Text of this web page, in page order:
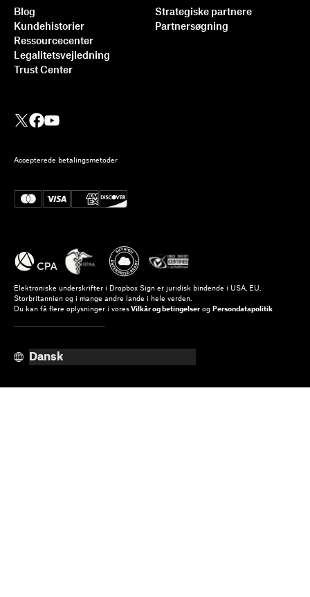
Blog
Kundehistorier
Ressourcecenter
Legalitetsvejledning
Trust Center
Strategiske partnere
Partnersøgning
Accepterede betalingsmetoder
Elektroniske underskrifter i Dropbox Sign er juridisk bindende i USA, EU,
Storbritannien og i mange andre lande i hele verden.
Du kan få flere oplysninger i vores Vilkår og betingelser og Persondatapolitik